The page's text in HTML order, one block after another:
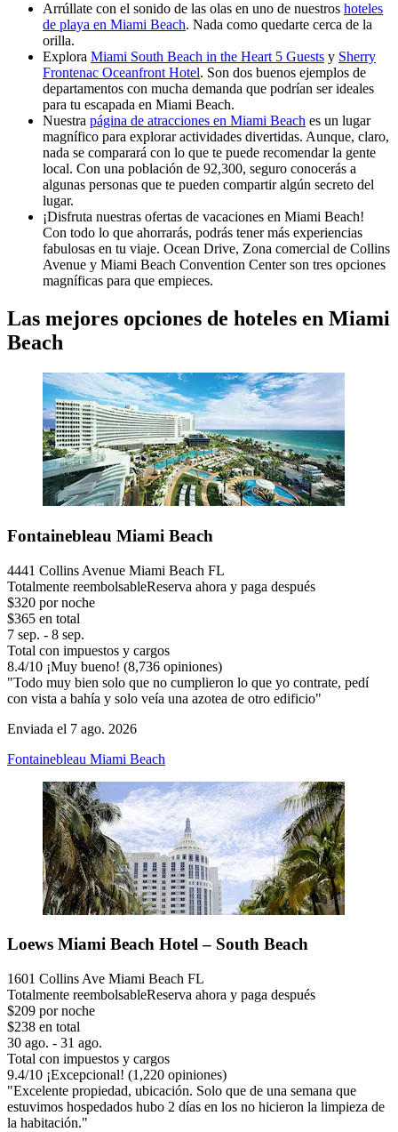
Arrúllate con el sonido de las olas en uno de nuestros hoteles
de playa en Miami Beach. Nada como quedarte cerca de la
orilla.
Explora Miami South Beach in the Heart 5 Guests y Sherry
Frontenac Oceanfront Hotel. Son dos buenos ejemplos de
departamentos con mucha demanda que podrían ser ideales
para tu escapada en Miami Beach.
Nuestra página de atracciones en Miami Beach es un lugar
magnífico para explorar actividades divertidas. Aunque, claro,
nada se comparará con lo que te puede recomendar la gente
local. Con una población de 92,300, seguro conocerás a
algunas personas que te pueden compartir algún secreto del
lugar.
¡Disfruta nuestras ofertas de vacaciones en Miami Beach!
Con todo lo que ahorrarás, podrás tener más experiencias
fabulosas en tu viaje. Ocean Drive, Zona comercial de Collins
Avenue y Miami Beach Convention Center son tres opciones
magníficas para que empieces.
Las mejores opciones de hoteles en Miami
Beach
Fontainebleau Miami Beach
4441 Collins Avenue Miami Beach FL
Totalmente reembolsableReserva ahora y paga después
$320 por noche
$365 en total
7 sep. - 8 sep.
Total con impuestos y cargos
8.4/10 ¡Muy bueno! (8,736 opiniones)
"Todo muy bien solo que no cumplieron lo que yo contrate, pedí
con vista a bahía y solo veía una azotea de otro edificio"
Enviada el 7 ago. 2026
Fontainebleau Miami Beach
Loews Miami Beach Hotel – South Beach
1601 Collins Ave Miami Beach FL
Totalmente reembolsableReserva ahora y paga después
$209 por noche
$238 en total
30 ago. - 31 ago.
Total con impuestos y cargos
9.4/10 ¡Excepcional! (1,220 opiniones)
"Excelente propiedad, ubicación. Solo que de una semana que
estuvimos hospedados hubo 2 días en los no hicieron la limpieza de
la habitación."